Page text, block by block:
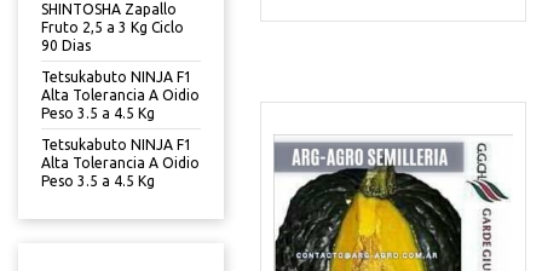
SHINTOSHA Zapallo
Fruto 2,5 a 3 Kg Ciclo
90 Dias
Tetsukabuto NINJA F1
Alta Tolerancia A Oidio
Peso 3.5 a 4.5 Kg
Tetsukabuto NINJA F1
Alta Tolerancia A Oidio
Peso 3.5 a 4.5 Kg